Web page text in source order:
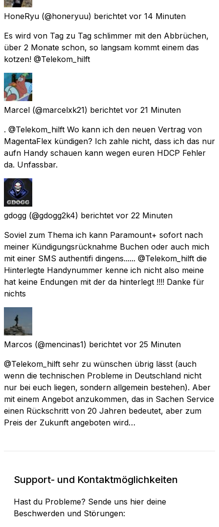
HoneRyu (@honeryuu) berichtet vor 14 Minuten
Es wird von Tag zu Tag schlimmer mit den Abbrüchen,
über 2 Monate schon, so langsam kommt einem das
kotzen! @Telekom_hilft
Marcel (@marcelxk21) berichtet vor 21 Minuten
. @Telekom_hilft Wo kann ich den neuen Vertrag von
MagentaFlex kündigen? Ich zahle nicht, dass ich das nur
aufn Handy schauen kann wegen euren HDCP Fehler
da. Unfassbar.
gdogg (@gdogg2k4) berichtet vor 22 Minuten
Soviel zum Thema ich kann Paramount+ sofort nach
meiner Kündigungsrücknahme Buchen oder auch mich
mit einer SMS authentifi dingens...... @Telekom_hilft die
Hinterlegte Handynummer kenne ich nicht also meine
hat keine Endungen mit der da hinterlegt !!!! Danke für
nichts
Marcos (@mencinas1) berichtet vor 25 Minuten
@Telekom_hilft sehr zu wünschen übrig lässt (auch
wenn die technischen Probleme in Deutschland nicht
nur bei euch liegen, sondern allgemein bestehen). Aber
mit einem Angebot anzukommen, das in Sachen Service
einen Rückschritt von 20 Jahren bedeutet, aber zum
Preis der Zukunft angeboten wird…
Support- und Kontaktmöglichkeiten
Hast du Probleme? Sende uns hier deine
Beschwerden und Störungen: